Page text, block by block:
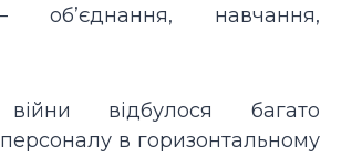
об’єднання, навчання,
відбулося багато
в горизонтальному